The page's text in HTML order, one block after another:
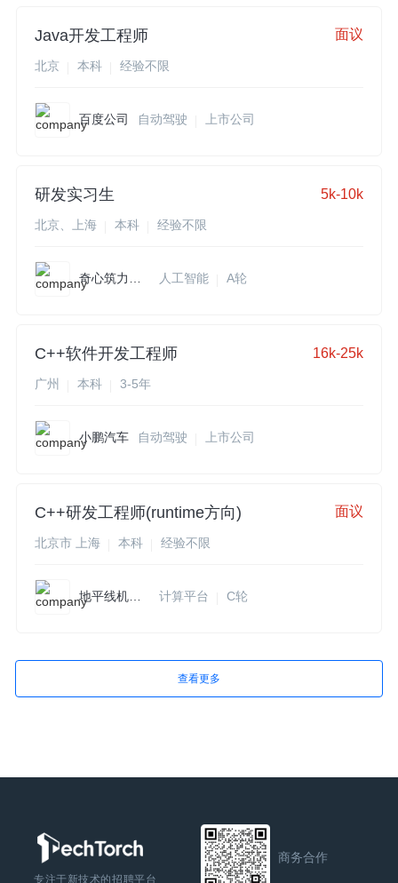
Java开发工程师 面议
北京 本科 经验不限
百度公司 自动驾驶 上市公司
研发实习生 5k-10k
北京、上海 本科 经验不限
人工智能 A轮
C++软件开发工程师 16k-25k
广州 本科 3-5年
小鹏汽车 自动驾驶 上市公司
C++研发工程师(runtime方向) 面议
北京市 上海 本科 经验不限
地平线机器人 计算平台 C轮
查看更多
专注于新技术的招聘平台
商务合作